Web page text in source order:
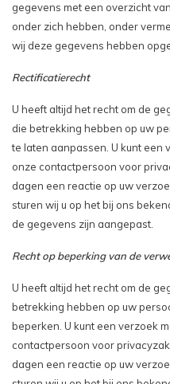
gegevens met een overzicht
onder zich hebben, onder
wij deze gegevens hebben
Rectificatierecht
U heeft altijd het recht om de
die betrekking hebben op uw
te laten aanpassen. U kunt een
onze contactpersoon voor
dagen een reactie op uw
sturen wij u op het bij ons
de gegevens zijn aangepast.
Recht op beperking van de
U heeft altijd het recht om de
betrekking hebben op uw
beperken. U kunt een verzoek
contactpersoon voor
dagen een reactie op uw